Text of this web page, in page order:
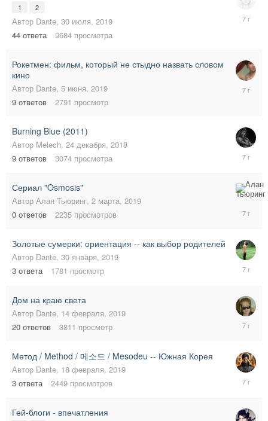
1 2
Автор Dante, 30 июля, 2019
44 ответа 9684 просмотра
августа,
Рокетмен: фильм, который не стыдно назвать словом
кино
Автор Dante, 5 июня, 2019
9 ответов 2791 просмотр
июня,
Burning Blue (2011)
Автор Melech, 24 декабря, 2018
9 ответов 3074 просмотра
23
марта,
Сериал "Osmosis"
Автор Алан Тьюринг, 2 марта, 2019
0 ответов 2235 просмотров
2
марта,
Золотые сумерки: ориентация -- как выбор родителей
Автор Dante, 30 января, 2019
3 ответа 1781 просмотр
27
Дом на краю света
Автор Dante, 14 февраля, 2019
20 ответов 3811 просмотр
19
Метод / Method / 메소드 / Mesodeu -- Южная Корея
Автор Dante, 18 февраля, 2019
3 ответа 2449 просмотров
18
Гей-блоги - впечатления